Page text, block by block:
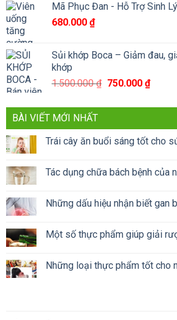
Mã Phục Đan - Hỗ Trợ Sinh
680.000 ₫
Sủi khớp Boca – Giảm đau,
khớp
1.500.000₫ Giá
là:
750.000 ₫Giá
tại
BÀI VIẾT MỚI NHẤT
Trái cây ăn buổi sáng tốt cho
Tác dụng chữa bách bệnh của
Những dấu hiệu nhận biết gan
Một số thực phẩm giúp giải
Những loại thực phẩm tốt cho